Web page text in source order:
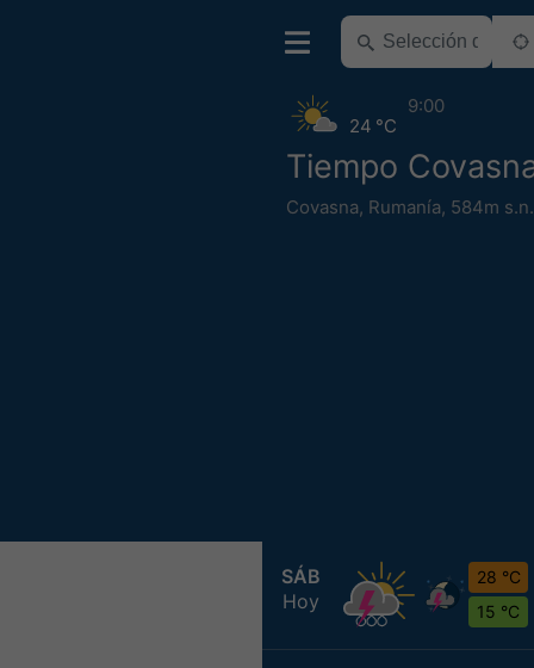
Tiempo
Covasna, Rumanía, 584m
24 °C
9:00
SÁB
Hoy
28 °C
15 °C